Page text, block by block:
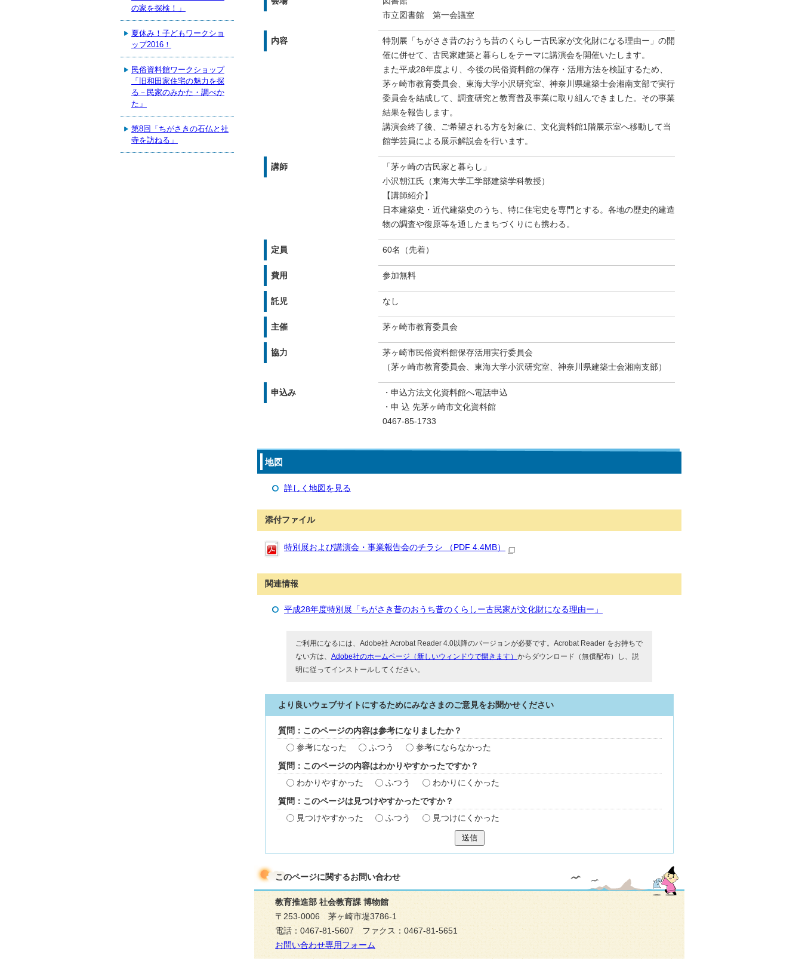
市立図書館 第一会議室
内容
特別展「ちがさき昔のおうち昔のくらしー古民家が文化財になる理由ー」の開
催に併せて、古民家建築と暮らしをテーマに講演会を開催いたします。
また平成28年度より、今後の民俗資料館の保存・活用方法を検証するため、
茅ヶ崎市教育委員会、東海大学小沢研究室、神奈川県建築士会湘南支部で実行
委員会を結成して、調査研究と教育普及事業に取り組んできました。その事業
結果を報告します。
講演会終了後、ご希望される方を対象に、文化資料館1階展示室へ移動して当
館学芸員による展示解説会を行います。
講師
「茅ヶ崎の古民家と暮らし」
小沢朝江氏（東海大学工学部建築学科教授）
【講師紹介】
日本建築史・近代建築史のうち、特に住宅史を専門とする。各地の歴史的建造
物の調査や復原等を通したまちづくりにも携わる。
定員 60名（先着）
費用 参加無料
託児 なし
主催 茅ヶ崎市教育委員会
協力
茅ヶ崎市民俗資料館保存活用実行委員会
（茅ヶ崎市教育委員会、東海大学小沢研究室、神奈川県建築士会湘南支部）
申込み
・申込方法文化資料館へ電話申込
・申 込 先茅ヶ崎市文化資料館
0467-85-1733
地図
詳しく地図を見る
添付ファイル
特別展および講演会・事業報告会のチラシ （PDF 4.4MB）
関連情報
平成28年度特別展「ちがさき昔のおうち昔のくらしー古民家が文化財になる理由ー」
ご利用になるには、Adobe社 Acrobat Reader 4.0以降のバージョンが必要です。Acrobat Reader をお持ちで
ない方は、Adobe社のホームページ（新しいウィンドウで開きます）からダウンロード（無償配布）し、説
明に従ってインストールしてください。
より良いウェブサイトにするためにみなさまのご意見をお聞かせください
質問：このページの内容は参考になりましたか？
参考になった
ふつう 参考にならなかった
質問：このページの内容はわかりやすかったですか？
わかりやすかった
ふつう わかりにくかった
質問：このページは見つけやすかったですか？
見つけやすかった
ふつう 見つけにくかった
送信
このページに関するお問い合わせ
教育推進部 社会教育課 博物館
〒253-0006 茅ヶ崎市堤3786-1
電話：0467-81-5607 ファクス：0467-81-5651
お問い合わせ専用フォーム
の家を探検！」
夏休み！子どもワークショ
ップ2016！
民俗資料館ワークショップ
「旧和田家住宅の魅力を探
る－民家のみかた・調べか
た」
第8回「ちがさきの石仏と社
寺を訪ねる」